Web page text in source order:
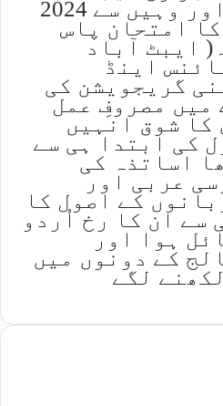
میں داخلہ لیا اور وہیں سے 2024
امتحان پاس
ایبٹ آباد
اینڈ
گریجویشن کی
میں مصروفِ عمل
کا شوق انہیں
کی ابتدا ہی سے
اساتذہ کی
عربی اور
کے اصول کا
سے ان کا رخ اُردو
ہوا اور
کے دونوں میں
لگے